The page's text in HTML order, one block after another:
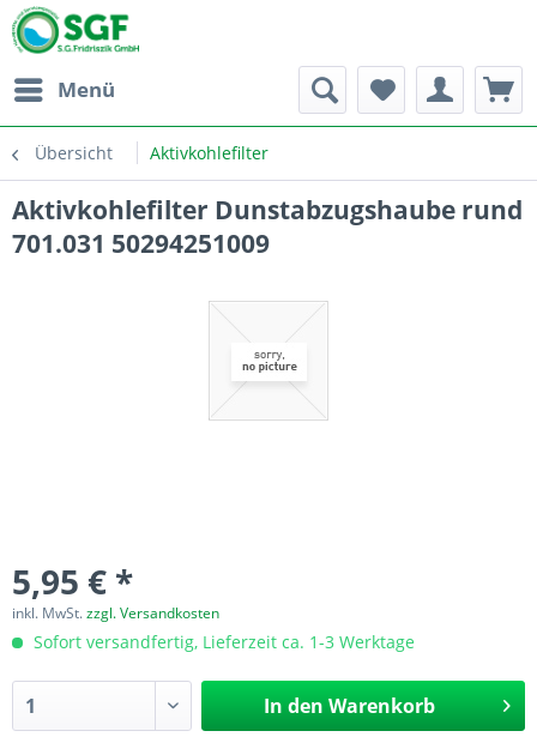
Menü
Übersicht Aktivkohlefilter
Aktivkohlefilter Dunstabzugshaube rund
701.031 50294251009
5,95 € *
inkl. MwSt.zzgl. Versandkosten
Sofort versandfertig, Lieferzeit ca. 1-3 Werktage
In den Warenkorb